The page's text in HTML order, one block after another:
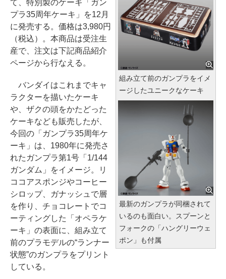
組み立て前のガンプラをイメ
ージしたユニークなケーキ
最新のガンプラが同梱されて
いるのも面白い。スプーンと
フォークの「ハングリーウェ
ポン」も付属
て、特別製のケーキ「ガン
プラ35周年ケーキ」を12月
に発売する。価格は3,980円
（税込）。本商品は受注生
産で、注文は下記商品紹介
ページから行なえる。
バンダイはこれまでキャ
ラクターを描いたケーキ
や、ザクの頭をかたどった
ケーキなども販売したが、
今回の「ガンプラ35周年ケ
ーキ」は、1980年に発売さ
れたガンプラ第1号「1/144
ガンダム」をイメージ。リ
ココアスポンジやコーヒー
シロップ、ガナッシュで層
を作り、チョコレートでコ
ーティングした「オペラケ
ーキ」の表面に、組み立て
前のプラモデルの“ランナー
状態”のガンプラをプリント
している。